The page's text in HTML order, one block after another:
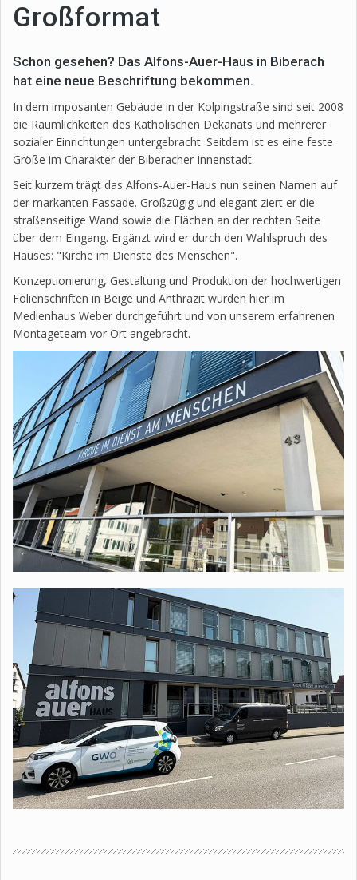
Großformat
Schon gesehen? Das Alfons-Auer-Haus in Biberach
hat eine neue Beschriftung bekommen.
In dem imposanten Gebäude in der Kolpingstraße sind seit 2008
die Räumlichkeiten des Katholischen Dekanats und mehrerer
sozialer Einrichtungen untergebracht. Seitdem ist es eine feste
Größe im Charakter der Biberacher Innenstadt.
Seit kurzem trägt das Alfons-Auer-Haus nun seinen Namen auf
der markanten Fassade. Großzügig und elegant ziert er die
straßenseitige Wand sowie die Flächen an der rechten Seite
über dem Eingang. Ergänzt wird er durch den Wahlspruch des
Hauses: "Kirche im Dienste des Menschen".
Konzeptionierung, Gestaltung und Produktion der hochwertigen
Folienschriften in Beige und Anthrazit wurden hier im
Medienhaus Weber durchgeführt und von unserem erfahrenen
Montageteam vor Ort angebracht.